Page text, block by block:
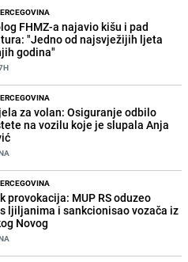
FHMZ-a najavio kišu i pad
"Jedno od najsvježijih ljeta
godina"
za volan: Osiguranje odbilo
na vozilu koje je slupala Anja
provokacija: MUP RS oduzeo
ljiljanima i sankcionisao vozača iz
Novog